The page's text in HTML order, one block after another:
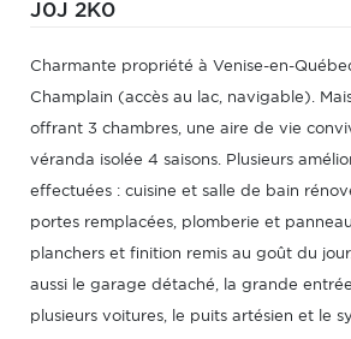
J0J 2K0
Charmante propriété à Venise-en-
Champlain (accès au lac, navigable).
offrant 3 chambres, une aire de vie
véranda isolée 4 saisons. Plusieurs
effectuées : cuisine et salle de bain
portes remplacées, plomberie et
planchers et finition remis au goût du
aussi le garage détaché, la grande
plusieurs voitures, le puits artésien et le